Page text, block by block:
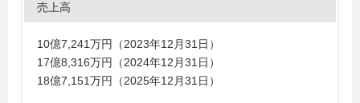
売上高
10億7,241万円（2023年12月31日）
17億8,316万円（2024年12月31日）
18億7,151万円（2025年12月31日）